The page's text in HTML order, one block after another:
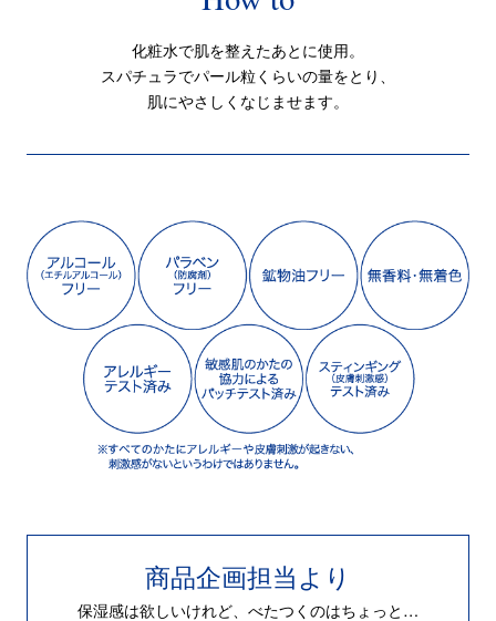
化粧水で肌を整えたあとに使用。
スパチュラでパール粒くらいの量をとり、
肌にやさしくなじませます。
商品企画担当より
保湿感は欲しいけれど、べたつくのはちょっと…